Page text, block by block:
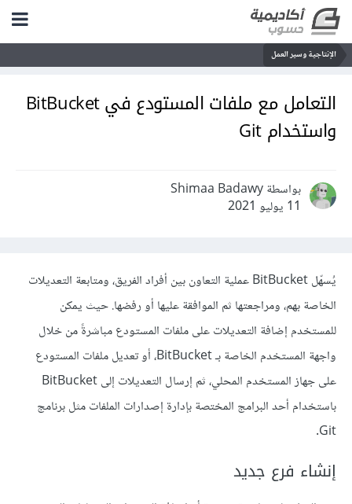
الإنتاجية وسير العمل
التعامل مع ملفات المستودع في BitBucket
واستخدام Git
بواسطة Shimaa Badawy
11 يوليو 2021
يُسهّل BitBucket عملية التعاون بين أفراد الفريق، ومتابعة التعديلات
الخاصة بهم، ومراجعتها ثم الموافقة عليها أو رفضها. حيث يمكن
للمستخدم إضافة التعديلات على ملفات المستودع مباشرةً من خلال
واجهة المستخدم الخاصة بـ BitBucket، أو تعديل ملفات المستودع
على جهاز المستخدم المحلي، ثم إرسال التعديلات إلى BitBucket
باستخدام أحد البرامج المختصة بإدارة إصدارات الملفات مثل برنامج
Git.
إنشاء فرع جديد